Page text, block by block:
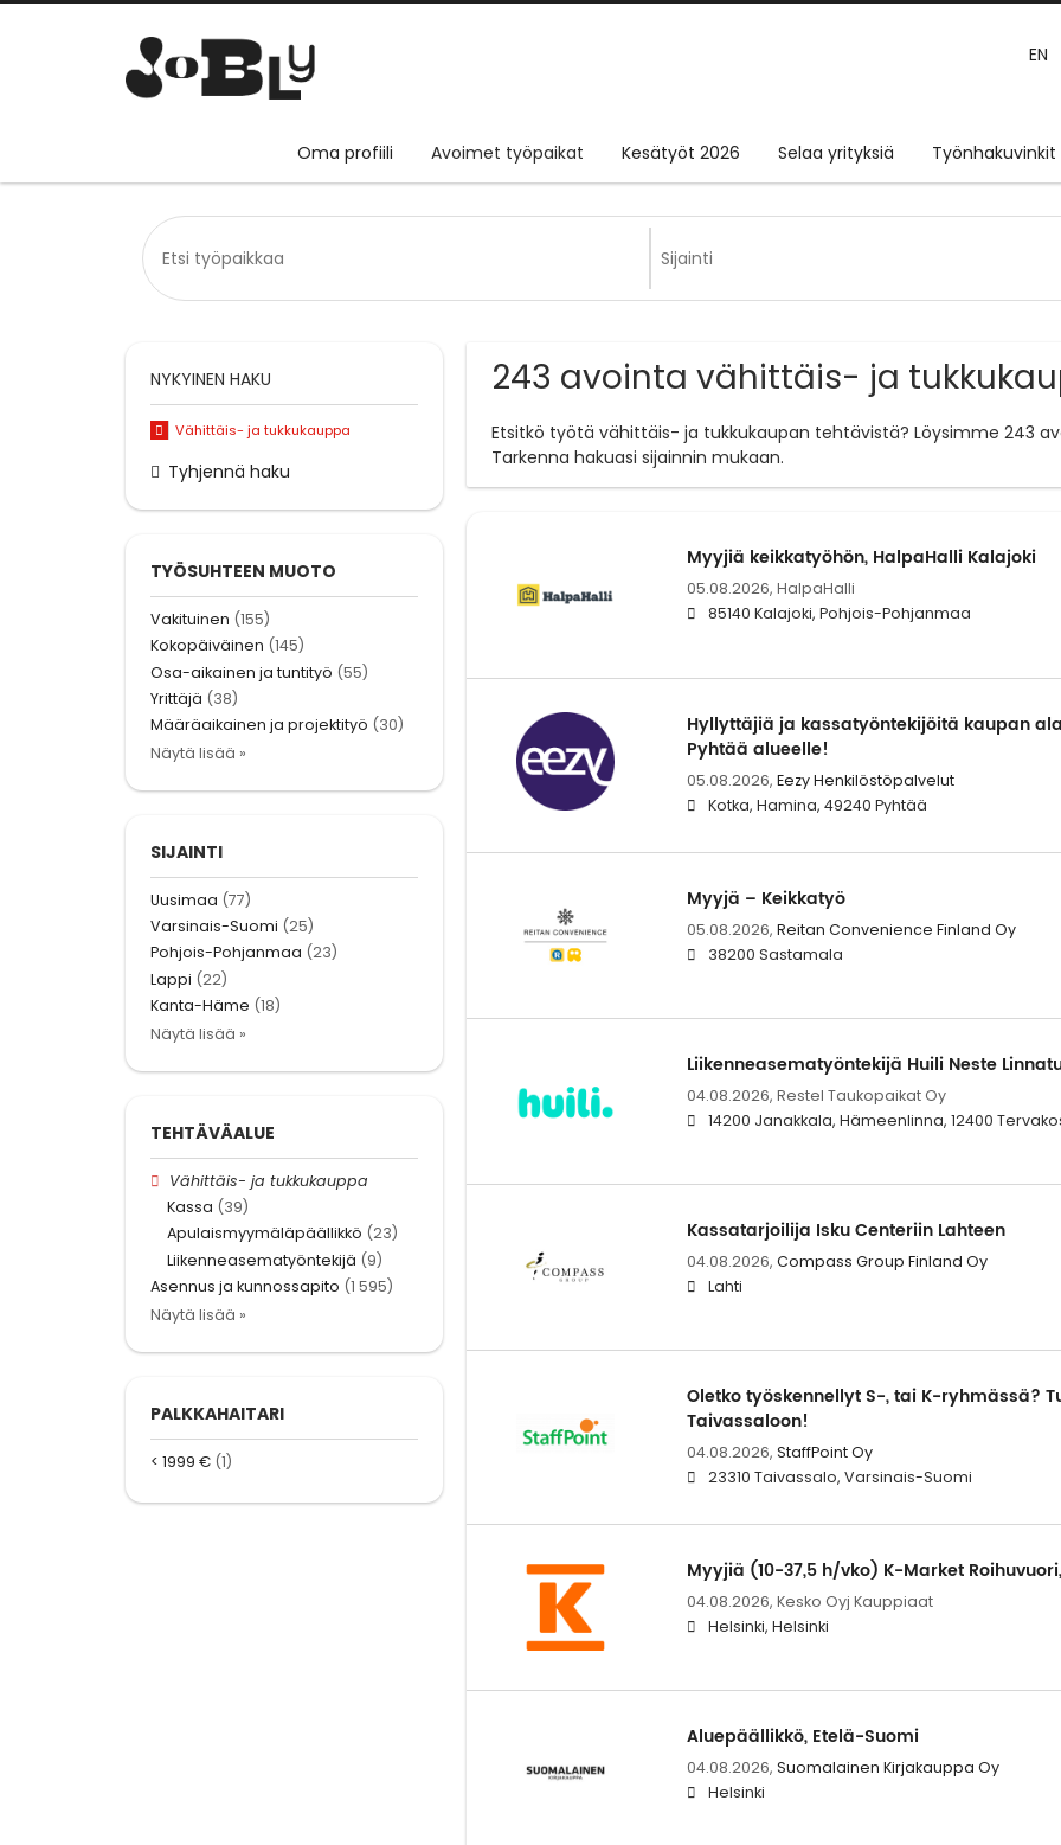
EN
Oma profiili Avoimet työpaikat Kesätyöt 2026 Selaa yrityksiä Työnhakuvinkit
243 avointa vähittäis- ja
Etsitkö työtä vähittäis- ja tukkukaupan tehtävistä? Löysimme 243
Tarkenna hakuasi sijainnin mukaan.
Myyjiä keikkatyöhön, HalpaHalli Kalajoki
05.08.2026, HalpaHalli
85140 Kalajoki, Pohjois-Pohjanmaa
Hyllyttäjiä ja kassatyöntekijöitä kaupan
Pyhtää alueelle!
05.08.2026, Eezy Henkilöstöpalvelut
Kotka, Hamina, 49240 Pyhtää
Myyjä – Keikkatyö
05.08.2026, Reitan Convenience Finland Oy
38200 Sastamala
Liikenneasematyöntekijä Huili Neste
04.08.2026, Restel Taukopaikat Oy
14200 Janakkala, Hämeenlinna, 12400
Kassatarjoilija Isku Centeriin Lahteen
04.08.2026, Compass Group Finland Oy
Lahti
Oletko työskennellyt S-, tai K-ryhmässä?
Taivassaloon!
04.08.2026, StaffPoint Oy
23310 Taivassalo, Varsinais-Suomi
Myyjiä (10-37,5 h/vko) K-Market
04.08.2026, Kesko Oyj Kauppiaat
Helsinki, Helsinki
Aluepäällikkö, Etelä-Suomi
04.08.2026, Suomalainen Kirjakauppa Oy
Helsinki
NYKYINEN HAKU
Vähittäis- ja tukkukauppa
Tyhjennä haku
TYÖSUHTEEN MUOTO
Vakituinen (155)
Kokopäiväinen (145)
Osa-aikainen ja tuntityö (55)
Yrittäjä (38)
Määräaikainen ja projektityö (30)
Näytä lisää »
SIJAINTI
Uusimaa (77)
Varsinais-Suomi (25)
Pohjois-Pohjanmaa (23)
Lappi (22)
Kanta-Häme (18)
Näytä lisää »
TEHTÄVÄALUE
Vähittäis- ja tukkukauppa
Kassa (39)
Apulaismyymäläpäällikkö (23)
Liikenneasematyöntekijä (9)
Asennus ja kunnossapito (1 595)
Näytä lisää »
PALKKAHAITARI
< 1999 € (1)